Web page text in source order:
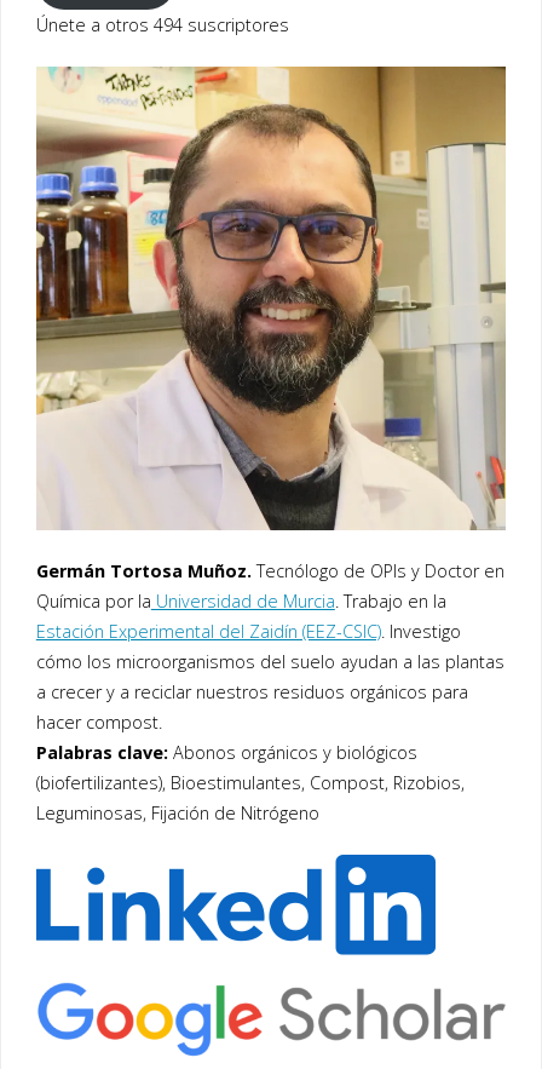
electrónico
Únete a otros 494 suscriptores
Germán Tortosa Muñoz.Tecnólogo de OPIs y Doctor en
Química por la Universidad de Murcia. Trabajo en la
Estación Experimental del Zaidín (EEZ-CSIC). Investigo
cómo los microorganismos del suelo ayudan a las plantas
a crecer y a reciclar nuestros residuos orgánicos para
hacer compost.
Palabras clave:Abonos orgánicos y biológicos
(biofertilizantes), Bioestimulantes, Compost, Rizobios,
Leguminosas, Fijación de Nitrógeno